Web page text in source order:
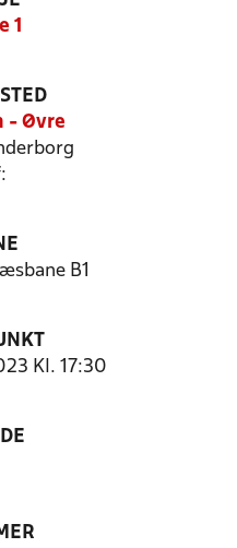
1
- Øvre
B1
Kl. 17:30